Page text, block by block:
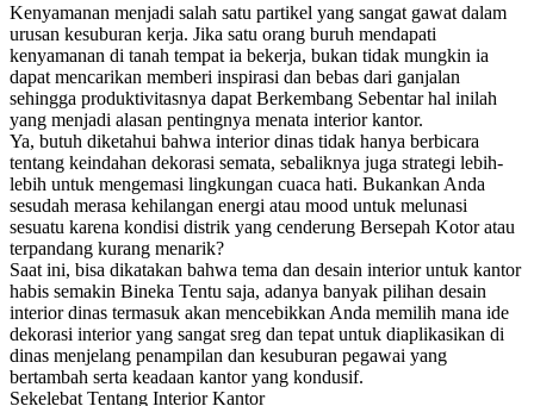
Kenyamanan menjadi salah satu partikel yang sangat gawat dalam
urusan kesuburan kerja. Jika satu orang buruh mendapati
kenyamanan di tanah tempat ia bekerja, bukan tidak mungkin ia
dapat mencarikan memberi inspirasi dan bebas dari ganjalan
sehingga produktivitasnya dapat Berkembang Sebentar hal inilah
yang menjadi alasan pentingnya menata interior kantor.
Ya, butuh diketahui bahwa interior dinas tidak hanya berbicara
tentang keindahan dekorasi semata, sebaliknya juga strategi lebih-
lebih untuk mengemasi lingkungan cuaca hati. Bukankan Anda
sesudah merasa kehilangan energi atau mood untuk melunasi
sesuatu karena kondisi distrik yang cenderung Bersepah Kotor atau
terpandang kurang menarik?
Saat ini, bisa dikatakan bahwa tema dan desain interior untuk kantor
habis semakin Bineka Tentu saja, adanya banyak pilihan desain
interior dinas termasuk akan mencebikkan Anda memilih mana ide
dekorasi interior yang sangat sreg dan tepat untuk diaplikasikan di
dinas menjelang penampilan dan kesuburan pegawai yang
bertambah serta keadaan kantor yang kondusif.
Sekelebat Tentang Interior Kantor